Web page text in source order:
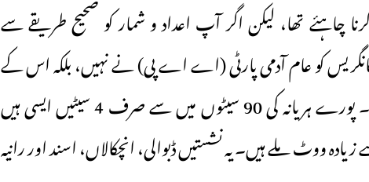
تھا، لیکن اگر آپ اعداد و شمار کو صحیح طریقے سے
کانگریس کو عام آدمی پارٹی (اے اے پی) نے نہیں، بلکہ اس کے
اپنے لوگوں نے شکست دی ہے۔ پورے ہریانہ کی 90 سیٹوں میں سے صرف 4 سیٹیں ایسی ہیں
ووٹ ملے ہیں۔ یہ نشستیں ڈبوالی، انچکالاں، اسند اور رانیہ